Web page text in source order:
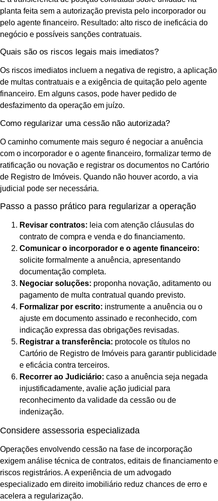
planta feita sem a autorização prevista pelo incorporador ou
pelo agente financeiro. Resultado: alto risco de ineficácia do
negócio e possíveis sanções contratuais.
Quais são os riscos legais mais imediatos?
Os riscos imediatos incluem a negativa de registro, a aplicação
de multas contratuais e a exigência de quitação pelo agente
financeiro. Em alguns casos, pode haver pedido de
desfazimento da operação em juízo.
Como regularizar uma cessão não autorizada?
O caminho comumente mais seguro é negociar a anuência
com o incorporador e o agente financeiro, formalizar termo de
ratificação ou novação e registrar os documentos no Cartório
de Registro de Imóveis. Quando não houver acordo, a via
judicial pode ser necessária.
Passo a passo prático para regularizar a operação
Revisar contratos: leia com atenção cláusulas do
contrato de compra e venda e do financiamento.
Comunicar o incorporador e o agente financeiro:
solicite formalmente a anuência, apresentando
documentação completa.
Negociar soluções: proponha novação, aditamento ou
pagamento de multa contratual quando previsto.
Formalizar por escrito: instrumente a anuência ou o
ajuste em documento assinado e reconhecido, com
indicação expressa das obrigações revisadas.
Registrar a transferência: protocole os títulos no
Cartório de Registro de Imóveis para garantir publicidade
e eficácia contra terceiros.
Recorrer ao Judiciário: caso a anuência seja negada
injustificadamente, avalie ação judicial para
reconhecimento da validade da cessão ou de
indenização.
Considere assessoria especializada
Operações envolvendo cessão na fase de incorporação
exigem análise técnica de contratos, editais de financiamento e
riscos registrários. A experiência de um advogado
especializado em direito imobiliário reduz chances de erro e
acelera a regularização.